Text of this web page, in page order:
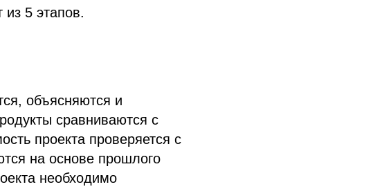
5 этапов.
объясняются и
сравниваются с
проекта проверяется с
на основе прошлого
необходимо